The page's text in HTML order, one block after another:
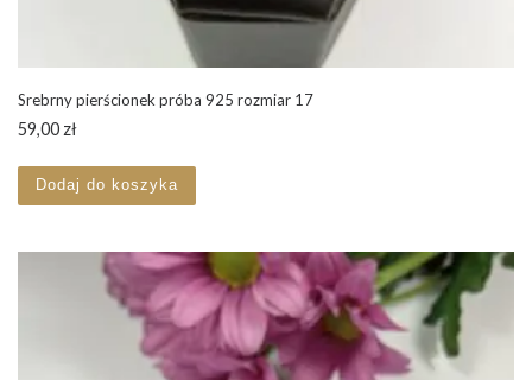
Srebrny pierścionek próba 925 rozmiar 17
59,00zł
Dodaj do koszyka